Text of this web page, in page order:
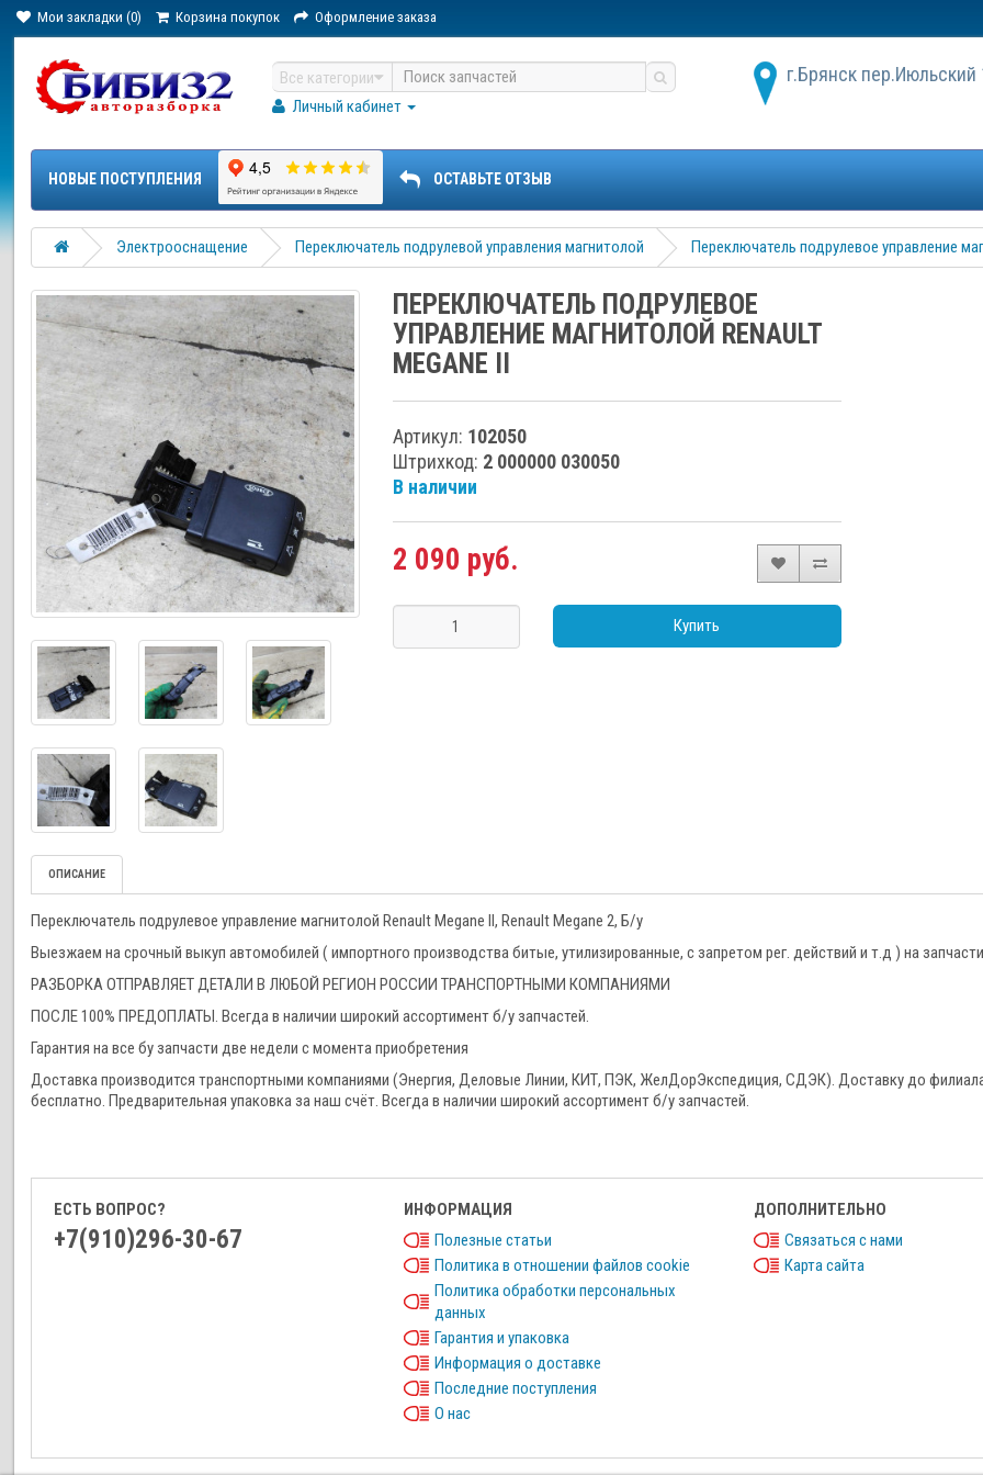
Мои закладки (0) Корзина покупок Оформление заказа
Все категории
Личный кабинет
г.Брянск пер.Июльский
НОВЫЕ ПОСТУПЛЕНИЯ ОСТАВЬТЕ ОТЗЫВ
Электрооснащение Переключатель подрулевой управления магнитолой Переключатель подрулевое управление
ПЕРЕКЛЮЧАТЕЛЬ ПОДРУЛЕВОЕ
УПРАВЛЕНИЕ МАГНИТОЛОЙ RENAULT
MEGANE II
Артикул: 102050
Штрихкод: 2 000000 030050
В наличии
2 090 руб.
Купить
ОПИСАНИЕ
Переключатель подрулевое управление магнитолой Renault Megane II, Renault Megane 2, Б/у
Выезжаем на срочный выкуп автомобилей ( импортного производства битые, утилизированные, с запретом рег. действий и т.д ) на
РАЗБОРКА ОТПРАВЛЯЕТ ДЕТАЛИ В ЛЮБОЙ РЕГИОН РОССИИ ТРАНСПОРТНЫМИ КОМПАНИЯМИ
ПОСЛЕ 100% ПРЕДОПЛАТЫ. Всегда в наличии широкий ассортимент б/у запчастей.
Гарантия на все бу запчасти две недели с момента приобретения
Доставка производится транспортными компаниями (Энергия, Деловые Линии, КИТ, ПЭК, ЖелДорЭкспедиция, СДЭК). Доставку до
бесплатно. Предварительная упаковка за наш счёт. Всегда в наличии широкий ассортимент б/у запчастей.
ЕСТЬ ВОПРОС?
+7(910)296-30-67
ИНФОРМАЦИЯ
Полезные статьи
Политика в отношении файлов cookie
Политика обработки персональных
данных
Гарантия и упаковка
Информация о доставке
Последние поступления
О нас
ДОПОЛНИТЕЛЬНО
Связаться с нами
Карта сайта